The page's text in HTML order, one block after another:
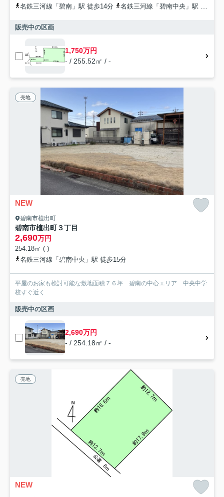
名鉄三河線「碧南」駅 徒歩14分
名鉄三河線「碧南中央」駅 徒歩17分
販売中の区画
1,750万円
- / 255.52㎡ / -
売地
NEW
碧南市植出町
碧南市植出町３丁目
2,690万円
254.18㎡ (-)
名鉄三河線「碧南中央」駅 徒歩15分
平屋のお家も検討可能な敷地面積７６坪 碧南の中心エリア 中央中学
校すぐ近く
販売中の区画
2,690万円
- / 254.18㎡ / -
売地
NEW